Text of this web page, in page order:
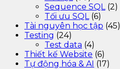
Sequence SQL (2)
Tối ưu SQL (6)
Tài nguyên học tập (45)
Testing (24)
Test data (4)
Thiết kế Website (6)
Tự động hóa & AI (17)